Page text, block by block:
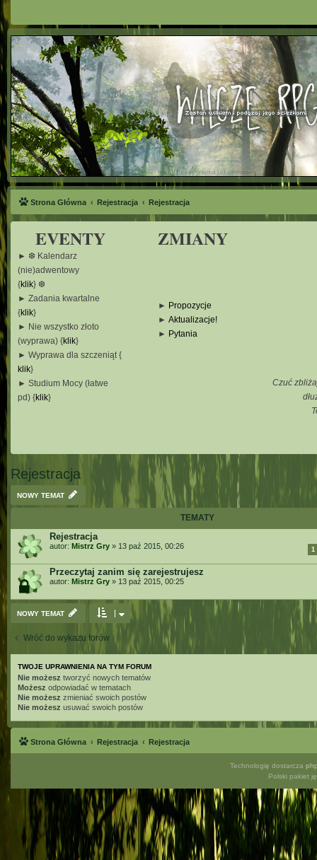
Strona Główna Rejestracja Rejestracja
EVENTY ZMIANY
► ❆ Kalendarz
(nie)adwentowy
{klik} ❆
► Zadania kwartalne
{klik}
► Nie wszystko złoto
(wyprawa) {klik}
► Wyprawa dla szczeniąt {
klik}
► Studium Mocy (łatwe
pd) {klik}
► Propozycje
► Aktualizacje!
► Pytania
Czuć
Rejestracja
NOWY TEMAT
TEMATY
Rejestracja
autor: Mistrz Gry » 13 paź 2015, 00:26 1
Przeczytaj zanim się zarejestrujesz
autor: Mistrz Gry » 13 paź 2015, 00:25
NOWY TEMAT
Wróć do wykazu forów
TWOJE UPRAWNIENIA NA TYM FORUM
Nie możesz tworzyć nowych tematów
Możesz odpowiadać w tematach
Nie możesz zmieniać swoich postów
Nie możesz usuwać swoich postów
Strona Główna Rejestracja Rejestracja
Technologię dostarcza
Polski pakiet